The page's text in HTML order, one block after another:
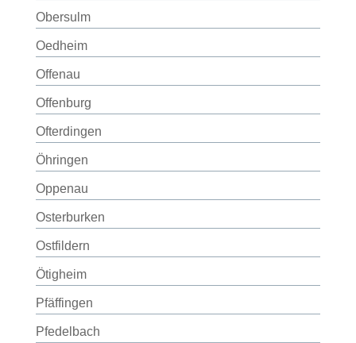
Obersulm
Oedheim
Offenau
Offenburg
Ofterdingen
Öhringen
Oppenau
Osterburken
Ostfildern
Ötigheim
Pfäffingen
Pfedelbach